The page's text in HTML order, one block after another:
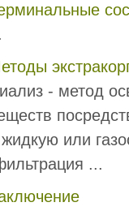
- метод
или
...